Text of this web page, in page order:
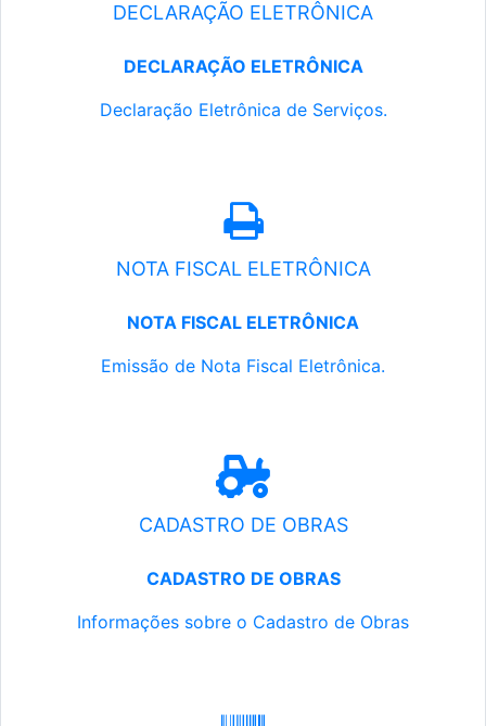
DECLARAÇÃO ELETRÔNICA
DECLARAÇÃO ELETRÔNICA
Declaração Eletrônica de Serviços.
NOTA FISCAL ELETRÔNICA
NOTA FISCAL ELETRÔNICA
Emissão de Nota Fiscal Eletrônica.
CADASTRO DE OBRAS
CADASTRO DE OBRAS
Informações sobre o Cadastro de Obras